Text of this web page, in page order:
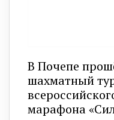
В Почепе
шахматный
марафона